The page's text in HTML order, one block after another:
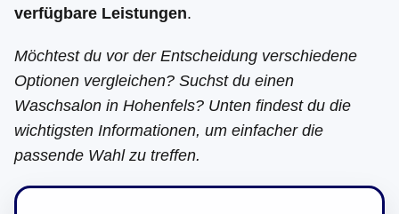
verfügbare Leistungen.
Möchtest du vor der Entscheidung verschiedene
Optionen vergleichen? Suchst du einen
Waschsalon in Hohenfels? Unten findest du die
wichtigsten Informationen, um einfacher die
passende Wahl zu treffen.